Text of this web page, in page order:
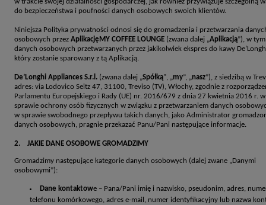
w trakcie swojej działalności gospodarczej, jak również przywiązuje szczególną
do bezpieczeństwa i poufności danych osobowych swoich klientów.
Niniejsza Polityka prywatności odnosi się do gromadzenia i przetwarzania
osobowych przez AplikacjęMY COFFEE LOUNGE (zwana dalej „Aplikacją”), w tym
danych osobowych przetwarzanych przez jakikolwiek ekspres do kawy
który zostanie sparowany z tą Aplikacją.
De’Longhi Appliances S.r.l. (zwana dalej „Spółką", „my”, „nasz”), z siedzibą w
adres: via Lodovico Seitz 47, 31100, Treviso (TV), Włochy, zgodnie z
Parlamentu Europejskiego i Rady (UE) nr. 2016/679 z dnia 27 kwietnia 2016 r. w
sprawie ochrony osób fizycznych w związku z przetwarzaniem danych
w sprawie swobodnego przepływu takich danych, jako Administrator
danych osobowych, pragnie przekazać Panu/Pani następujące informacje.
2. JAKIE DANE OSOBOWE GROMADZIMY
Gromadzimy następujące kategorie danych osobowych (dalej zwane „Danymi
osobowymi”):
Dane kontaktowe – Pana/Pani imię i nazwisko, pseudonim, adres,
telefonu komórkowego, adres e-mail, numer identyfikacyjny lub nazwa